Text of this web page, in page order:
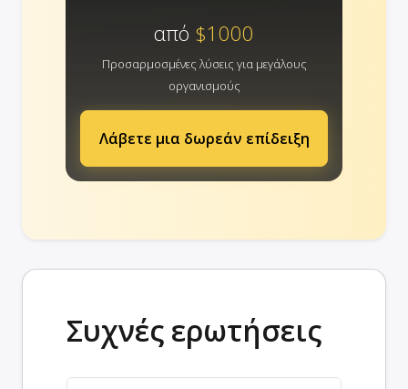
από $1000
Προσαρμοσμένες λύσεις για μεγάλους
οργανισμούς
Λάβετε μια δωρεάν επίδειξη
Συχνές ερωτήσεις